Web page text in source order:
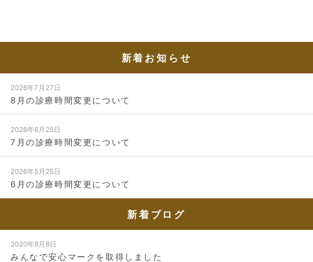
新着お知らせ
2026年7月27日
8月の診療時間変更について
2026年6月25日
7月の診療時間変更について
2026年5月25日
6月の診療時間変更について
新着ブログ
2020年9月8日
みんなで安心マークを取得しました